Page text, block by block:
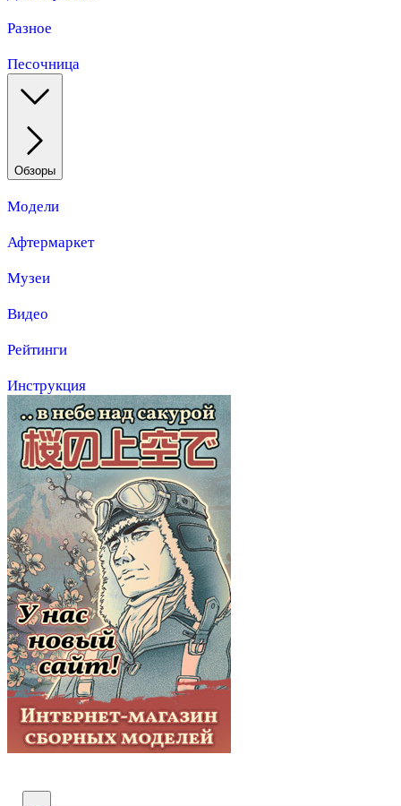
Разное
Песочница
Обзоры
Модели
Афтермаркет
Музеи
Видео
Рейтинги
Инструкция